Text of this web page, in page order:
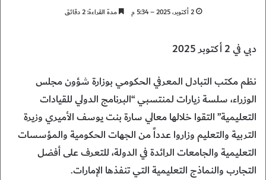
2 أكتوبر، 2025 – 5:34 م مدة القراءة: 2 دقائق
دبي في 2 أكتوبر 2025
نظم مكتب التبادل المعرفي الحكومي بوزارة شؤون مجلس
الوزراء، سلسة زيارات لمنتسبي “البرنامج الدولي للقيادات
التعليمية” التقوا خلالها معالي سارة بنت يوسف الأميري وزيرة
التربية والتعليم وزاروا عدداً من الجهات الحكومية والمؤسسات
التعليمية والجامعات الرائدة في الدولة، للتعرف على أفضل
التجارب والنماذج التعليمية التي تنفذها الإمارات.